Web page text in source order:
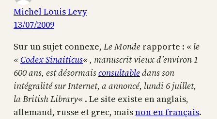
Michel Louis Levy
13/07/2009
Sur un sujet connexe, Le Monde rapporte : « le
«Codex Sinaiticus« , manuscrit vieux d’environ 1
600 ans, est désormaisconsultabledans son
intégralité sur Internet, a annoncé, lundi 6 juillet,
la British Library« . Le site existe en anglais,
allemand, russe et grec, maisnon en français.